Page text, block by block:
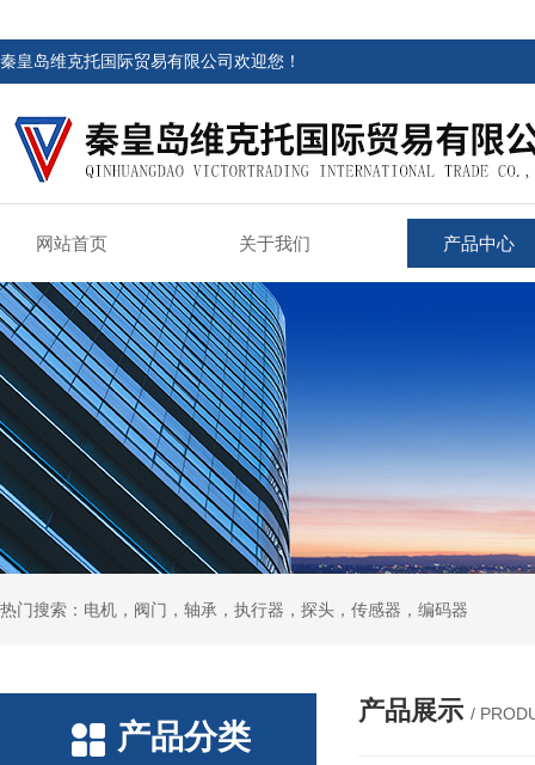
秦皇岛维克托国际贸易有限公司欢迎您！
网站首页 关于我们 产品中心
热门搜索：电机，阀门，轴承，执行器，探头，传感器，编码器
产品分类
产品展示 /